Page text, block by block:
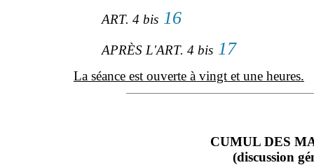
ART. 4 bis 16
APRÈS L'ART. 4 bis 17
La séance est ouverte à vingt et une heures.
CUMUL DES
(discussion